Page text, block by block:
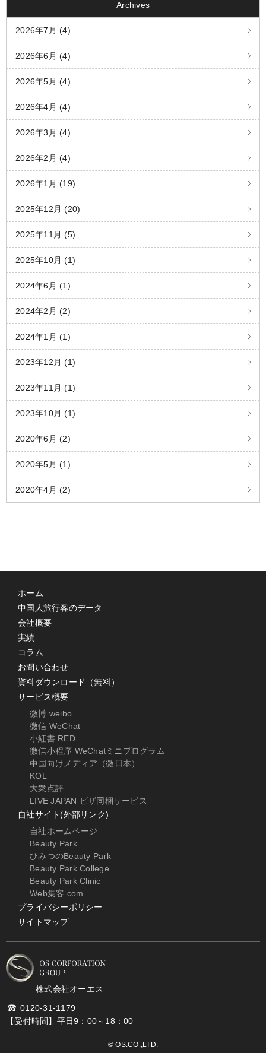
Archives
2026年7月 (4)
2026年6月 (4)
2026年5月 (4)
2026年4月 (4)
2026年3月 (4)
2026年2月 (4)
2026年1月 (19)
2025年12月 (20)
2025年11月 (5)
2025年10月 (1)
2024年6月 (1)
2024年2月 (2)
2024年1月 (1)
2023年12月 (1)
2023年11月 (1)
2023年10月 (1)
2020年6月 (2)
2020年5月 (1)
2020年4月 (2)
ホーム
中国人旅行客のデータ
会社概要
実績
コラム
お問い合わせ
資料ダウンロード（無料）
サービス概要
微博 weibo
微信 WeChat
小紅書 RED
微信小程序 WeChatミニプログラム
中国向けメディア（微日本）
KOL
大衆点評
LIVE JAPAN ビザ同梱サービス
自社サイト(外部リンク)
自社ホームページ
Beauty Park
ひみつのBeauty Park
Beauty Park College
Beauty Park Clinic
Web集客.com
プライバシーポリシー
サイトマップ
株式会社オーエス
0120-31-1179
【受付時間】平日9：00～18：00
© OS.CO.,LTD.